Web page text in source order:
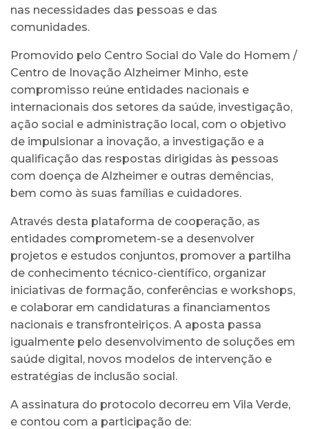
nas necessidades das pessoas e das
comunidades.
Promovido pelo Centro Social do Vale do Homem /
Centro de Inovação Alzheimer Minho, este
compromisso reúne entidades nacionais e
internacionais dos setores da saúde, investigação,
ação social e administração local, com o objetivo
de impulsionar a inovação, a investigação e a
qualificação das respostas dirigidas às pessoas
com doença de Alzheimer e outras demências,
bem como às suas famílias e cuidadores.
Através desta plataforma de cooperação, as
entidades comprometem-se a desenvolver
projetos e estudos conjuntos, promover a partilha
de conhecimento técnico-científico, organizar
iniciativas de formação, conferências e workshops,
e colaborar em candidaturas a financiamentos
nacionais e transfronteiriços. A aposta passa
igualmente pelo desenvolvimento de soluções em
saúde digital, novos modelos de intervenção e
estratégias de inclusão social.
A assinatura do protocolo decorreu em Vila Verde,
e contou com a participação de: